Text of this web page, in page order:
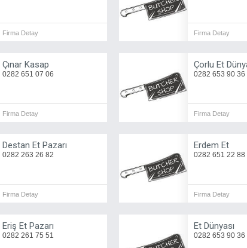
Firma Detay Firma Detay
Çınar Kasap
0282 651 07 06
Firma Detay
Çorlu Et
0282 653 90 36
Firma Detay
Destan Et Pazarı
0282 263 26 82
Firma Detay
Erdem Et
0282 651 22 88
Firma Detay
Eriş Et Pazarı
0282 261 75 51
Et Dünyası
0282 653 90 36